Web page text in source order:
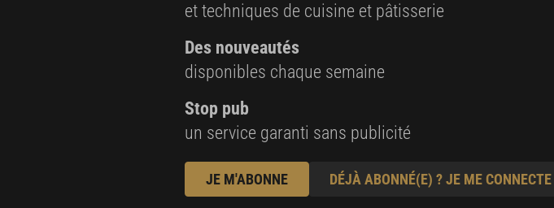
et techniques de cuisine et pâtisserie
Des nouveautés
disponibles chaque semaine
Stop pub
un service garanti sans publicité
JE M'ABONNE DÉJÀ ABONNÉ(E) ? JE ME CONNECTE